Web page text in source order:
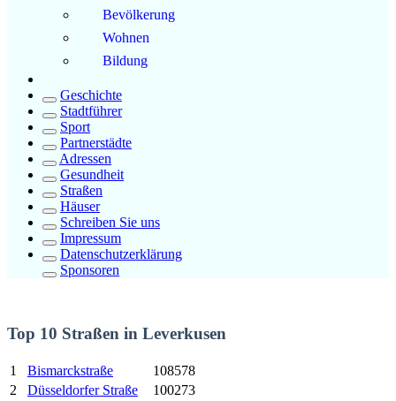
Bevölkerung
Wohnen
Bildung
Geschichte
Stadtführer
Sport
Partnerstädte
Adressen
Gesundheit
Straßen
Häuser
Schreiben Sie uns
Impressum
Datenschutzerklärung
Sponsoren
Top 10 Straßen in Leverkusen
1 Bismarckstraße
108578
2
Düsseldorfer Straße
100273